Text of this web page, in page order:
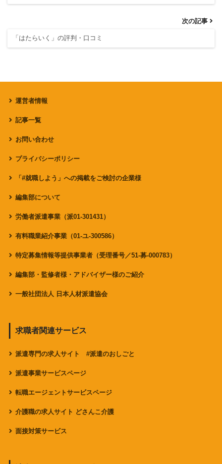
次の記事
「はたらいく」の評判・口コミ
運営者情報
記事一覧
お問い合わせ
プライバシーポリシー
「#就職しよう」への掲載をご検討の企業様
編集部について
労働者派遣事業（派01-301431）
有料職業紹介事業（01-ユ-300586）
特定募集情報等提供事業者（受理番号／51-募-000783）
編集部・監修者様・アドバイザー様のご紹介
一般社団法人 日本人材派遣協会
求職者関連サービス
派遣専門の求人サイト #派遣のおしごと
派遣事業サービスページ
転職エージェントサービスページ
介護職の求人サイト どさんこ介護
面接対策サービス